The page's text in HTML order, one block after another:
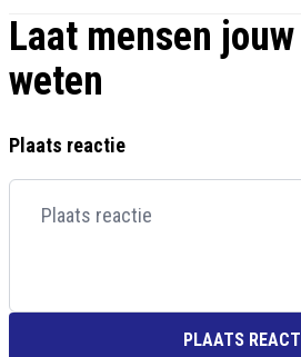
Laat mensen
weten
Plaats reactie
PLAATS